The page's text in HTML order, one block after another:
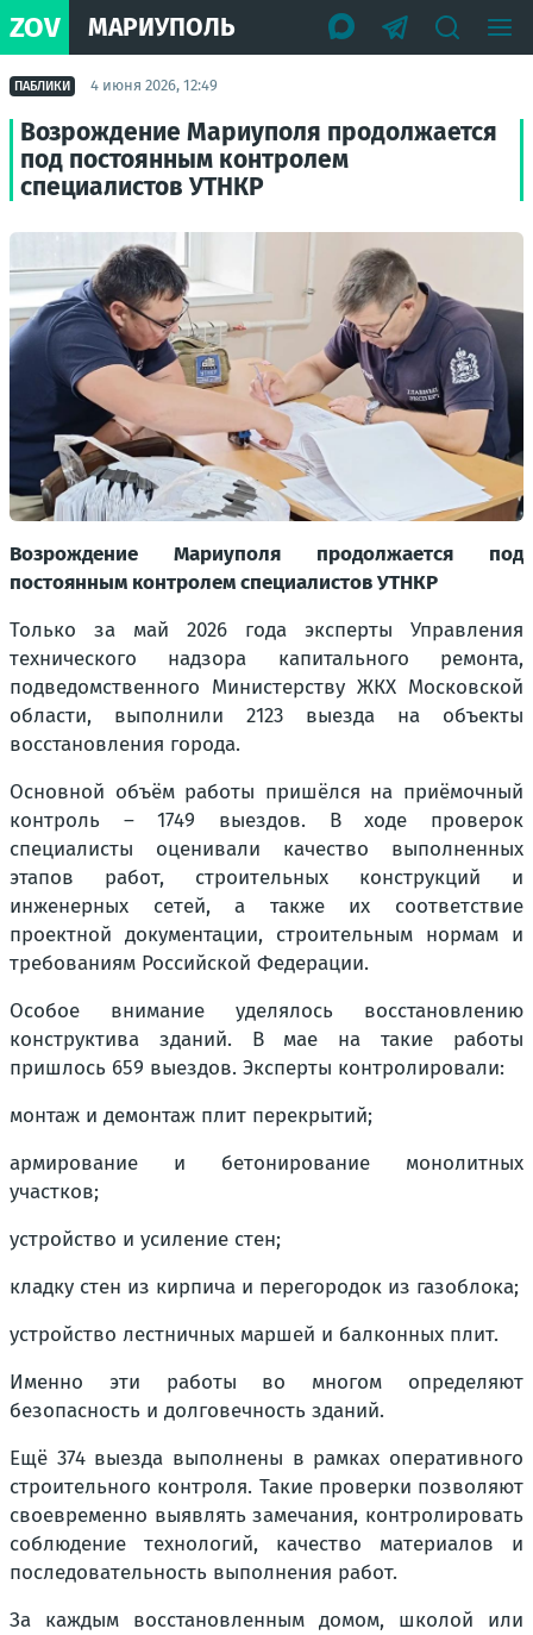
ZOV МАРИУПОЛЬ
ПАБЛИКИ 4 июня 2026, 12:49
Возрождение Мариуполя продолжается
под постоянным контролем
специалистов УТНКР
Возрождение Мариуполя продолжается под
постоянным контролем специалистов УТНКР
Только за май 2026 года эксперты Управления
технического надзора капитального ремонта,
подведомственного Министерству ЖКХ Московской
области, выполнили 2123 выезда на объекты
восстановления города.
Основной объём работы пришёлся на приёмочный
контроль – 1749 выездов. В ходе проверок
специалисты оценивали качество выполненных
этапов работ, строительных конструкций и
инженерных сетей, а также их соответствие
проектной документации, строительным нормам и
требованиям Российской Федерации.
Особое внимание уделялось восстановлению
конструктива зданий. В мае на такие работы
пришлось 659 выездов. Эксперты контролировали:
монтаж и демонтаж плит перекрытий;
армирование и бетонирование монолитных
участков;
устройство и усиление стен;
кладку стен из кирпича и перегородок из газоблока;
устройство лестничных маршей и балконных плит.
Именно эти работы во многом определяют
безопасность и долговечность зданий.
Ещё 374 выезда выполнены в рамках оперативного
строительного контроля. Такие проверки позволяют
своевременно выявлять замечания, контролировать
соблюдение технологий, качество материалов и
последовательность выполнения работ.
За каждым восстановленным домом, школой или